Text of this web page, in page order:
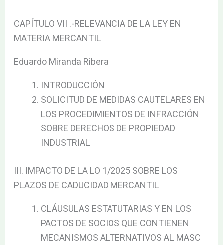
CAPÍTULO VII .-RELEVANCIA DE LA LEY EN
MATERIA MERCANTIL
Eduardo Miranda Ribera
INTRODUCCIÓN
SOLICITUD DE MEDIDAS CAUTELARES EN
LOS PROCEDIMIENTOS DE INFRACCIÓN
SOBRE DERECHOS DE PROPIEDAD
INDUSTRIAL
III. IMPACTO DE LA LO 1/2025 SOBRE LOS
PLAZOS DE CADUCIDAD MERCANTIL
CLÁUSULAS ESTATUTARIAS Y EN LOS
PACTOS DE SOCIOS QUE CONTIENEN
MECANISMOS ALTERNATIVOS AL MASC